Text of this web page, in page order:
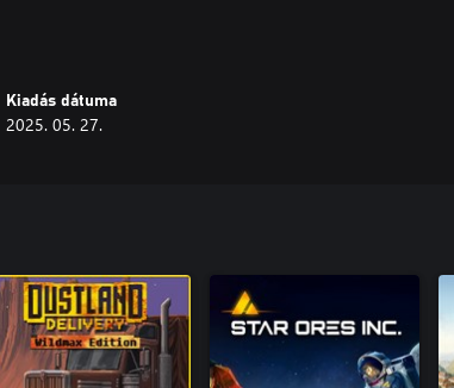
Kiadás dátuma
2025. 05. 27.